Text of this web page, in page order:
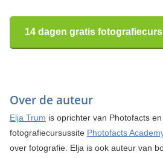
14 dagen gratis
Over de auteur
Elja Trum is oprichter van Photofacts
fotografiecursussite Photofacts
over fotografie. Elja is ook auteur van